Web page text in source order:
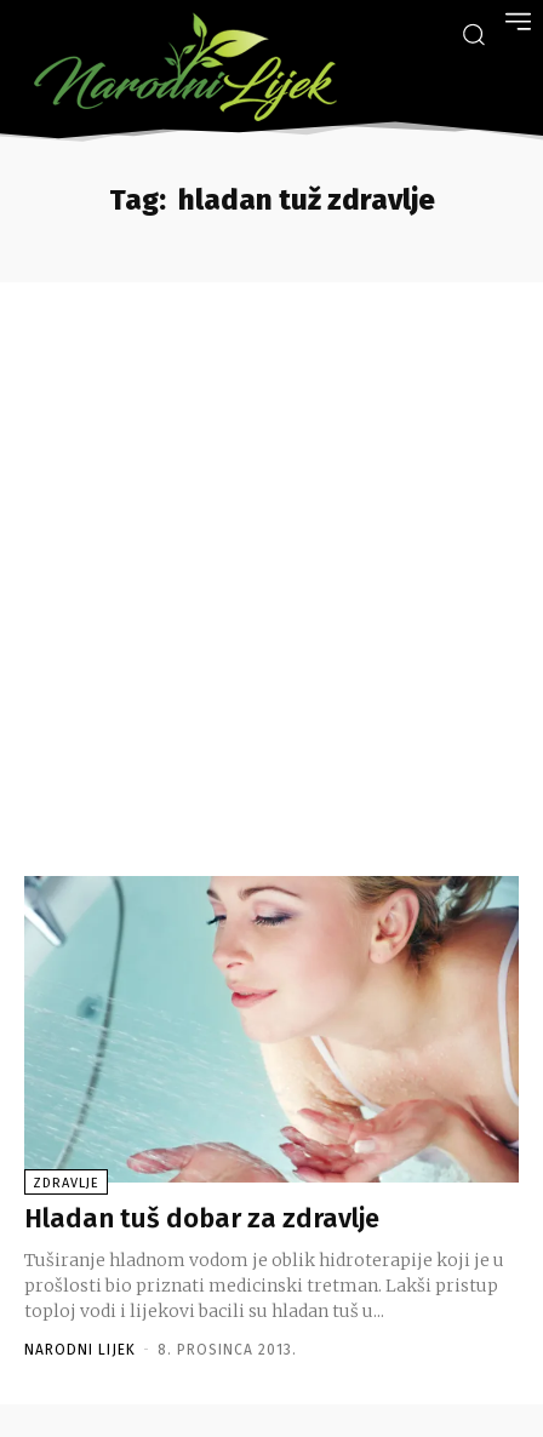
Tag: hladan tuž zdravlje
ZDRAVLJE
Hladan tuš dobar za zdravlje
Tuširanje hladnom vodom je oblik hidroterapije koji je u
prošlosti bio priznati medicinski tretman. Lakši pristup
toploj vodi i lijekovi bacili su hladan tuš u...
NARODNI LIJEK - 8. PROSINCA 2013.